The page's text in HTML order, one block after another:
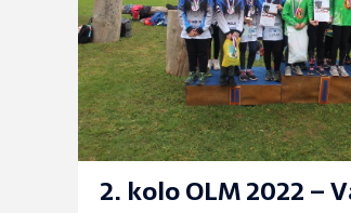
2. kolo OLM 2022 –